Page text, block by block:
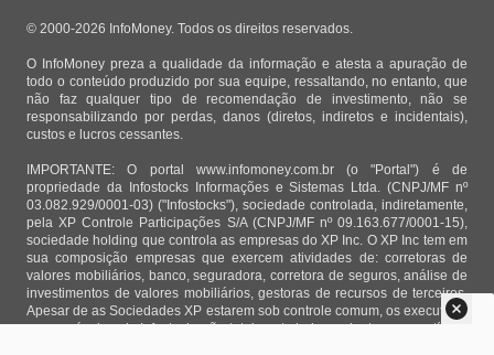
© 2000-2026 InfoMoney. Todos os direitos reservados.
O InfoMoney preza a qualidade da informação e atesta a apuração de
todo o conteúdo produzido por sua equipe, ressaltando, no entanto, que
não faz qualquer tipo de recomendação de investimento, não se
responsabilizando por perdas, danos (diretos, indiretos e incidentais),
custos e lucros cessantes.
IMPORTANTE: O portal www.infomoney.com.br (o "Portal") é de
propriedade da Infostocks Informações e Sistemas Ltda. (CNPJ/MF nº
03.082.929/0001-03) ("Infostocks"), sociedade controlada, indiretamente,
pela XP Controle Participações S/A (CNPJ/MF nº 09.163.677/0001-15),
sociedade holding que controla as empresas do XP Inc. O XP Inc tem em
sua composição empresas que exercem atividades de: corretoras de
valores mobiliários, banco, seguradora, corretora de seguros, análise de
investimentos de valores mobiliários, gestoras de recursos de terceiros.
Apesar de as Sociedades XP estarem sob controle comum, os executivos
responsáveis pela Infostocks são totalmente independentes e as notícias,